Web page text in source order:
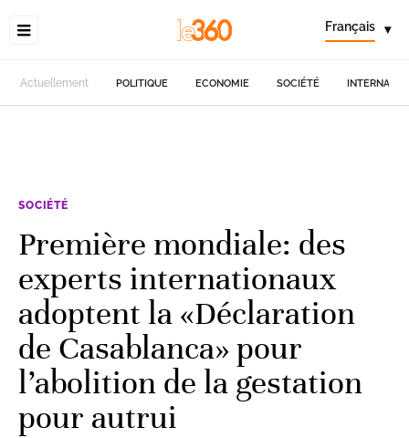
Français ▾
Actuellement POLITIQUE ECONOMIE SOCIÉTÉ
SOCIÉTÉ
Première mondiale: des
experts internationaux
adoptent la «Déclaration
de Casablanca» pour
l’abolition de la gestation
pour autrui